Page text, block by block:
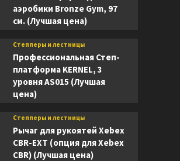
аэробики Bronze Gym, 97
см. (Лучшая цена)
Степперы и лестницы
Профессиональная Степ-
платформа KERNEL, 3
уровня AS015 (Лучшая
цена)
Степперы и лестницы
Рычаг для рукоятей Xebex
CBR-EXT (опция для Xebex
CBR) (Лучшая цена)